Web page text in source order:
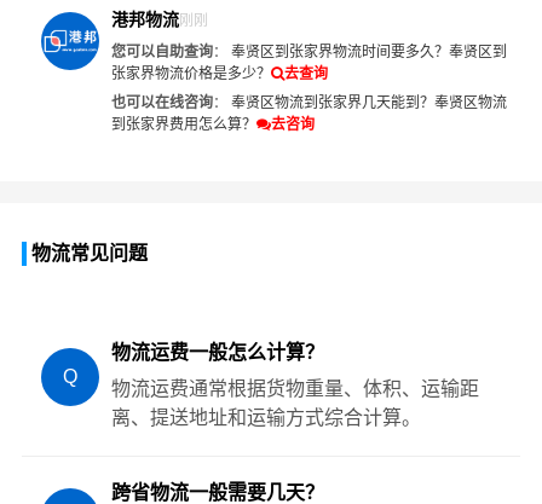
港邦物流刚刚
您可以自助查询： 奉贤区到张家界物流时间要多久？ 奉贤区到
张家界物流价格是多少？
去查询
也可以在线咨询： 奉贤区物流到张家界几天能到？ 奉贤区物流
到张家界费用怎么算？
去咨询
物流常见问题
Q
物流运费一般怎么计算？
物流运费通常根据货物重量、体积、运输距
离、提送地址和运输方式综合计算。
跨省物流一般需要几天？